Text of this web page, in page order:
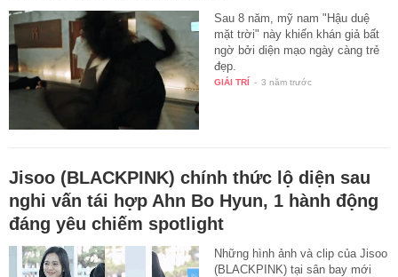
Sau 8 năm, mỹ nam "Hậu duệ
mặt trời" này khiến khán giả bất
ngờ bởi diện mạo ngày càng trẻ
đẹp.
GIẢI TRÍ - 3 năm trước
Jisoo (BLACKPINK) chính thức lộ diện sau
nghi vấn tái hợp Ahn Bo Hyun, 1 hành động
đáng yêu chiếm spotlight
Những hình ảnh và clip của Jisoo
(BLACKPINK) tại sân bay mới